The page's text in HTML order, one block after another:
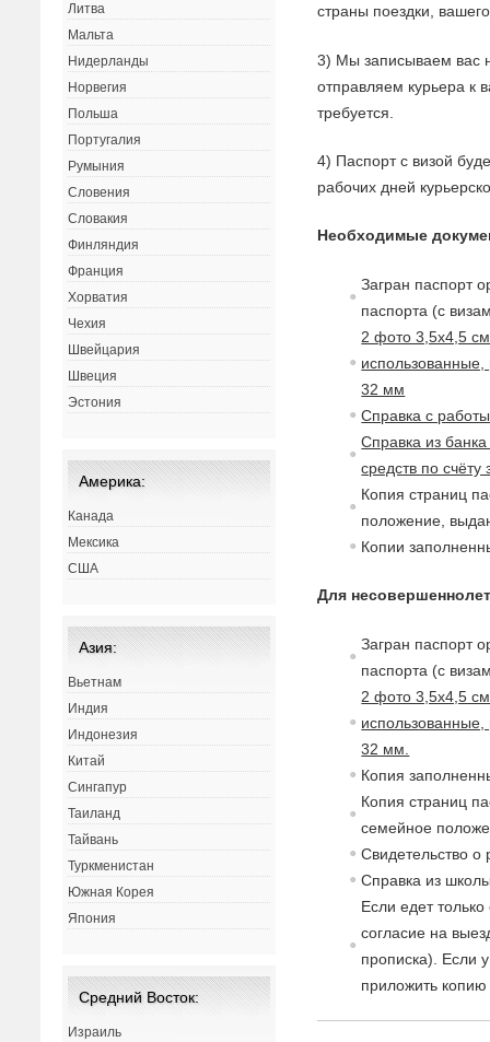
страны поездки,
3) Мы записываем вас
отправляем курьера к
требуется.
4) Паспорт с визой
рабочих дней
Необходимые
Загран паспорт
паспорта (с в
2 фото 3,5х4,5
32 мм
Справка с работы
Справка из
средств по
Копия страниц
положение, в
Копии
Для
Загран паспорт
паспорта (с в
2 фото 3,5х4,5
32 мм.
Копия
Копия страниц
семейное
Свидетельство о
Справка из
Если едет
согласие на в
прописка). Если
приложить
Литва
Мальта
Нидерланды
Норвегия
Польша
Португалия
Румыния
Словения
Словакия
Финляндия
Франция
Хорватия
Чехия
Швейцария
Швеция
Эстония
Америка:
Канада
Мексика
США
Азия:
Вьетнам
Индия
Индонезия
Китай
Сингапур
Таиланд
Тайвань
Туркменистан
Южная Корея
Япония
Средний Восток:
Израиль